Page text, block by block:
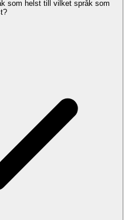
som helst till vilket språk som